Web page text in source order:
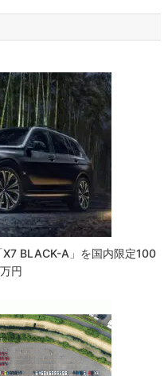
BLACK-Α」を国内限定100
円